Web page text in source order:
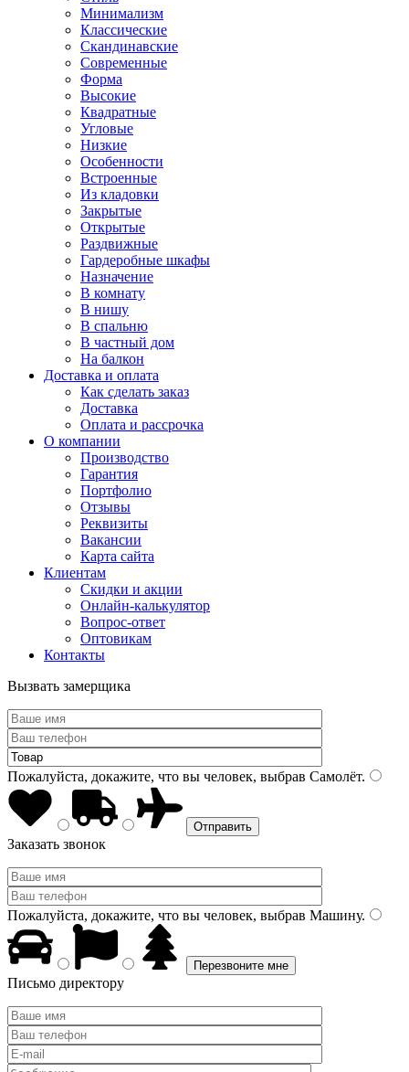
Минимализм
Классические
Скандинавские
Современные
Форма
Высокие
Квадратные
Угловые
Низкие
Особенности
Встроенные
Из кладовки
Закрытые
Открытые
Раздвижные
Гардеробные шкафы
Назначение
В комнату
В нишу
В спальню
В частный дом
На балкон
Доставка и оплата
Как сделать заказ
Доставка
Оплата и рассрочка
О компании
Производство
Гарантия
Портфолио
Отзывы
Реквизиты
Вакансии
Карта сайта
Клиентам
Скидки и акции
Онлайн-калькулятор
Вопрос-ответ
Оптовикам
Контакты
Вызвать замерщика
Пожалуйста, докажите, что вы человек, выбрав Самолёт.
Заказать звонок
Пожалуйста, докажите, что вы человек, выбрав Машину.
Письмо директору